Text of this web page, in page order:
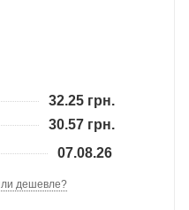
32.25 грн.
30.57 грн.
07.08.26
дешевле?